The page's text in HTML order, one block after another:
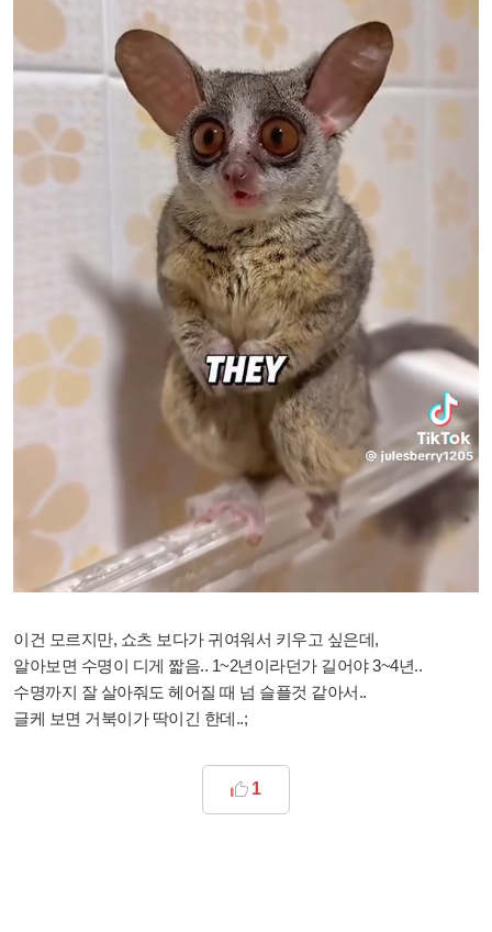
이건 모르지만, 쇼츠 보다가 귀여워서 키우고 싶은데,
알아보면 수명이 디게 짧음.. 1~2년이라던가 길어야 3~4년..
수명까지 잘 살아줘도 헤어질 때 넘 슬플것 같아서..
글케 보면 거북이가 딱이긴 한데..;
1